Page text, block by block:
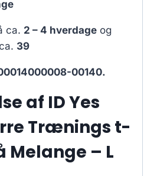
ca. 2 – 4 hverdage og
39
00140.
af ID Yes
Trænings t-
Melange – L